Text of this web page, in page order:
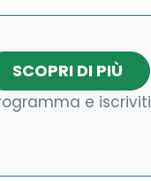
SCOPRI DI PIÙ
e